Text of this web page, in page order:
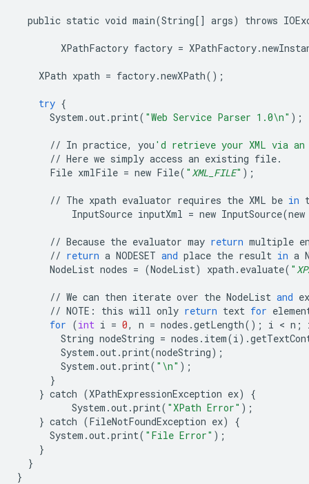
public static void main(String[] args) throws
XPathFactory factory = XPathFactory.
XPath xpath = factory.newXPath();
try {
System .out.print( "Web Service Parser 1.0\n" );
// In practice, you 'd retrieve your XML via an
// Here we simply access an existing file.
File xmlFile = new File( " XML_FILE" );
// The xpath evaluator requires the XML be in
InputSource inputXml = new InputSource(new
// Because the evaluator may return multiple
// return a NODESET and place the result in a
NodeList nodes = (NodeList) xpath . evaluate( "
// We can then iterate over the NodeList and
// NOTE : this will only return text for
for (int i = 0, n = nodes .getLength(); i < n ;
String nodeString = nodes . item(i) .
System .out.print(nodeString);
System .out.print( " \n" );
}
} catch (XPathExpressionException ex)
{
System .out.print( "XPath Error" );
} catch (FileNotFoundException ex)
{
System .out.print( "File Error" );
}
}
}